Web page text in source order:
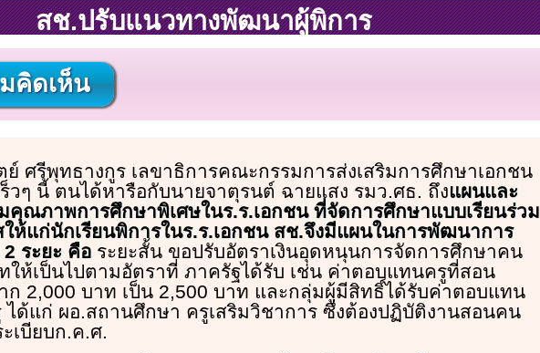
สช.ปรับแนวทางพัฒนาผู้พิการ
คิดเห็น
ศรีพุทธางกูร เลขาธิการคณะกรรมการส่งเสริมการศึกษาเอกชน
ร็วๆ นี้ ตนได้หารือกับนายจาตุรนต์ ฉายแสง รมว.ศธ. ถึงแผนและ
คุณภาพการศึกษาพิเศษในร.ร.เอกชน ที่จัดการศึกษาแบบเรียนร่วม
ให้แก่นักเรียนพิการในร.ร.เอกชน สช.จึงมีแผนในการพัฒนาการ
ระยะ คือระยะสั้น ขอปรับอัตราเงินอุดหนุนการจัดการศึกษาคน
ให้เป็นไปตามอัตราที่ ภาครัฐได้รับ เช่น ค่าตอบแทนครูที่สอน
ก 2,000 บาท เป็น 2,500 บาท และกลุ่มผู้มีสิทธิ์ได้รับค่าตอบแทน
ได้แก่ ผอ.สถานศึกษา ครูเสริมวิชาการ ซึ่งต้องปฏิบัติงานสอนคน
เบียบก.ค.ศ.